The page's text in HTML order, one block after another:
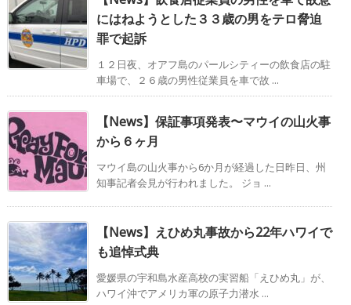
にはねようとした３３歳の男をテロ脅迫
罪で起訴
１２日夜、オアフ島のパールシティーの飲食店の駐
車場で、２６歳の男性従業員を車で故 ...
【News】保証事項発表〜マウイの山火事
から６ヶ月
マウイ島の山火事から6か月が経過した日昨日、州
知事記者会見が行われました。 ジョ ...
【News】えひめ丸事故から22年ハワイで
も追悼式典
愛媛県の宇和島水産高校の実習船「えひめ丸」が、
ハワイ沖でアメリカ軍の原子力潜水 ...